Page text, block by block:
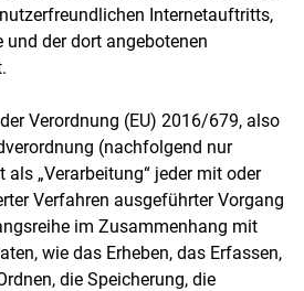
Internetauftritts,
der dort angebotenen
Verordnung (EU) 2016/679, also
(nachfolgend nur
als „Verarbeitung“ jeder mit oder
Verfahren ausgeführter Vorgang
im Zusammenhang mit
wie das Erheben, das Erfassen,
die Speicherung, die